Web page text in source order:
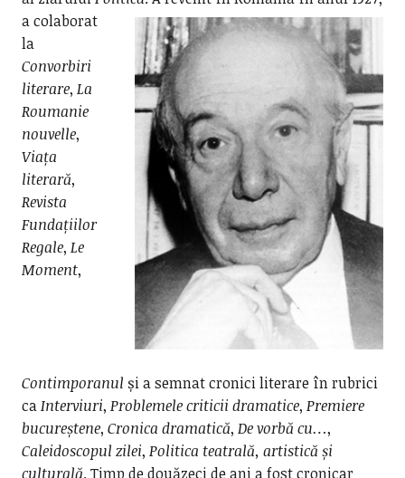
a colaborat
la
Convorbiri
literare, La
Roumanie
nouvelle,
Viața
literară,
Revista
Fundațiilor
Regale, Le
Moment,
Contimporanul și a semnat cronici literare în rubrici
caInterviuri, Problemele criticii dramatice, Premiere
bucureștene, Cronica dramatică, De vorbă cu…,
Caleidoscopul zilei, Politica teatrală, artistică și
culturală. Timp de douăzeci de ani a fost cronicar